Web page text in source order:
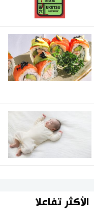
الأكثر تفاعلا